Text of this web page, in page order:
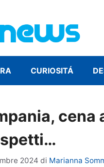
CURIOSITÁ
cena
2024 di Marianna